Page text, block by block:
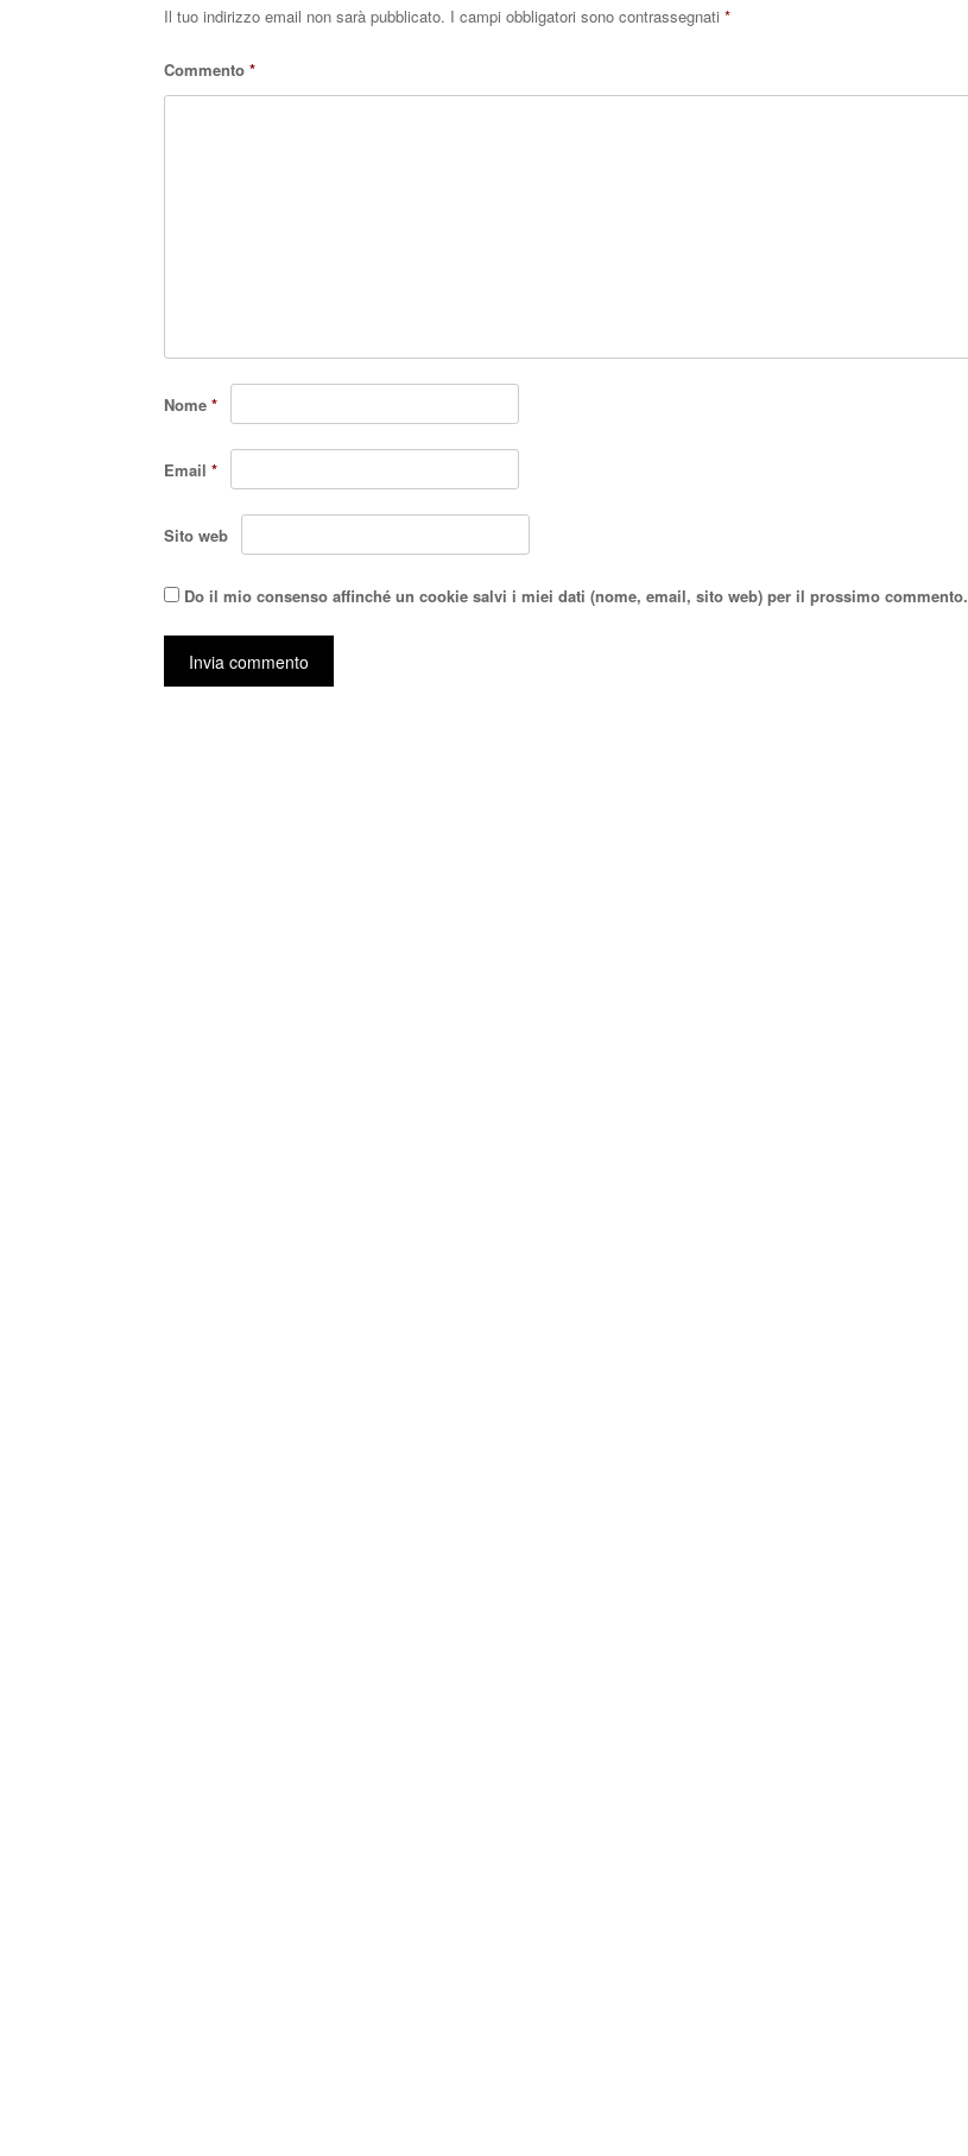
Il tuo indirizzo email non sarà pubblicato. I campi obbligatori sono contrassegnati *
Commento *
Nome *
Email *
Sito web
Do il mio consenso affinché un cookie salvi i miei dati (nome, email, sito web) per il prossimo commento.